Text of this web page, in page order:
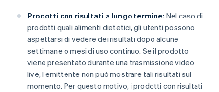
Prodotti con risultati a lungo termine: Nel caso di
prodotti quali alimenti dietetici, gli utenti possono
aspettarsi di vedere dei risultati dopo alcune
settimane o mesi di uso continuo. Se il prodotto
viene presentato durante una trasmissione video
live, l'emittente non può mostrare tali risultati sul
momento. Per questo motivo, i prodotti con risultati